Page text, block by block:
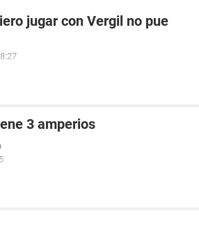
jugar con Vergil no pue
3 amperios